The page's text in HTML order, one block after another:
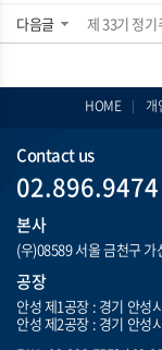
다음글
제 33기 정
HOME 개
Contact us
02.896.9474
본사
(우)08589 서울 금천구
공장
안성 제1공장 : 경기 안성
안성 제2공장 : 경기 안성